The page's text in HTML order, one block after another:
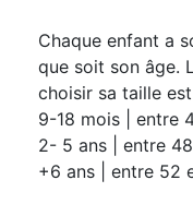
Chaque enfant a
que soit son âge.
choisir sa taille
9-18 mois | entre
2- 5 ans | entre
+6 ans | entre 52